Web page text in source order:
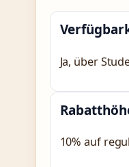
Ja, über
10% auf